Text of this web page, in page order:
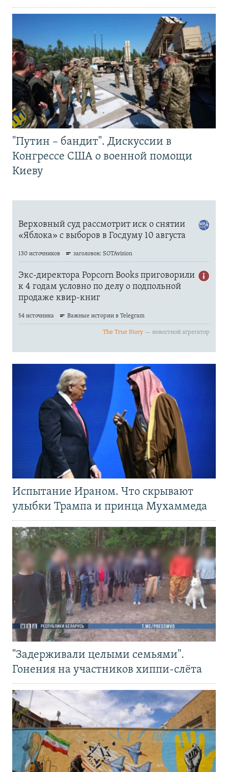
"Путин – бандит". Дискуссии в
Конгрессе США о военной помощи
Киеву
Испытание Ираном. Что скрывают
улыбки Трампа и принца Мухаммеда
"Задерживали целыми семьями".
Гонения на участников хиппи-слёта